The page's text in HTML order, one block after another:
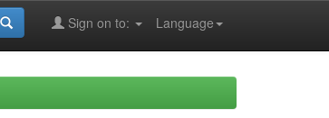
Language
Sign on to: